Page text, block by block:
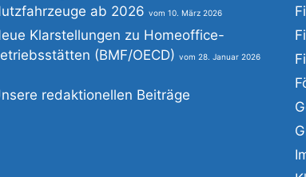
ab 2026
10. März 2026
Klarstellungen zu Homeoffice-
(BMF/OECD)
28. Januar 2026
redaktionellen Beiträge